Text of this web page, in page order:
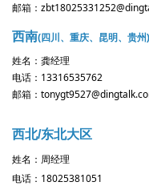
姓名： 龚经理
电话： 13316535762
邮箱：
姓名：周经理
电话：18025381051
邮箱：
西南(四川、重庆、昆明、贵州)
西北/东北大区